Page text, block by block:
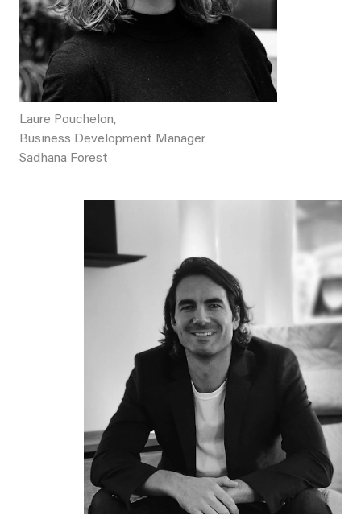
Laure Pouchelon,
Business Development Manager
Sadhana Forest